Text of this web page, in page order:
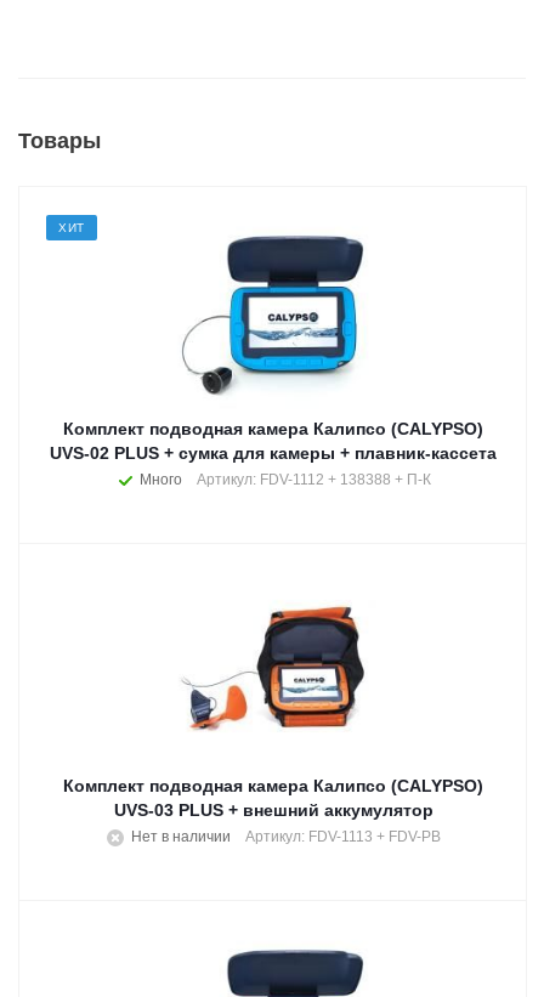
Товары
ХИТ
Комплект подводная камера Калипсо (CALYPSO)
UVS-02 PLUS + сумка для камеры + плавник-кассета
Много Артикул: FDV-1112 + 138388 + П-К
Комплект подводная камера Калипсо (CALYPSO)
UVS-03 PLUS + внешний аккумулятор
Нет в наличии Артикул: FDV-1113 + FDV-PB